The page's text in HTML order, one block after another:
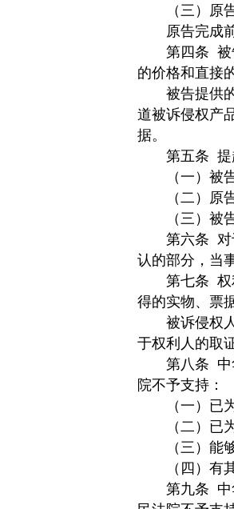
（三）原告
原告完成前
第四条
的价格和直接
被告提供的
道被诉侵权产
据。
第五条
（一）被告
（二）原告
（三）被告
第六条
认的部分，当
第七条
得的实物、票
被诉侵权人
于权利人的取
第八条
院不予支持：
（一）已为
（二）已为
（三）能够
（四）有其
第九条